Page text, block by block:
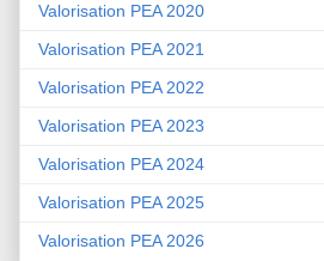
Valorisation PEA 2020
Valorisation PEA 2021
Valorisation PEA 2022
Valorisation PEA 2023
Valorisation PEA 2024
Valorisation PEA 2025
Valorisation PEA 2026